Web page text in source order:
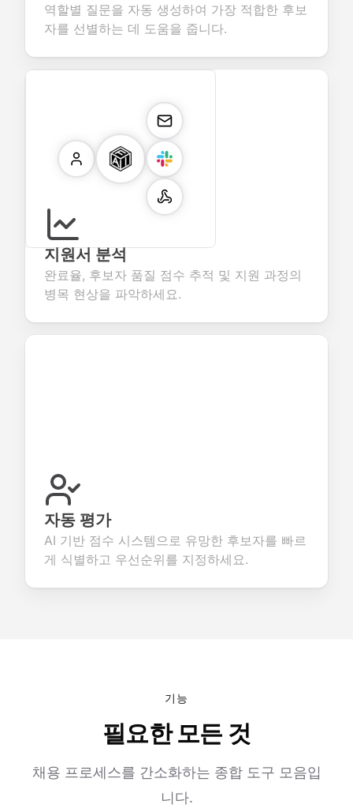
역할별 질문을 자동 생성하여 가장 적합한 후보
자를 선별하는 데 도움을 줍니다.
지원서 분석
완료율, 후보자 품질 점수 추적 및 지원 과정의
병목 현상을 파악하세요.
자동 평가
AI 기반 점수 시스템으로 유망한 후보자를 빠르
게 식별하고 우선순위를 지정하세요.
기능
필요한 모든 것
채용 프로세스를 간소화하는 종합 도구 모음입
니다.